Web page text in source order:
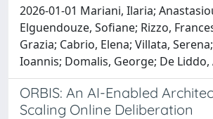
2026-01-01 Mariani, Ilaria;
Elguendouze, Sofiane; Rizzo,
Grazia; Cabrio, Elena; Villata,
Ioannis; Domalis, George; De Liddo,
ORBIS: An AI-Enabled
Scaling Online Deliberation